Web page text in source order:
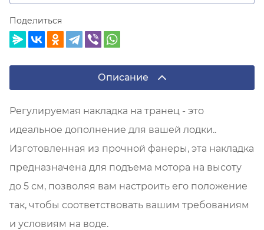
Поделиться
Описание
Регулируемая накладка на транец - это
идеальное дополнение для вашей лодки..
Изготовленная из прочной фанеры, эта накладка
предназначена для подъема мотора на высоту
до 5 см, позволяя вам настроить его положение
так, чтобы соответствовать вашим требованиям
и условиям на воде.